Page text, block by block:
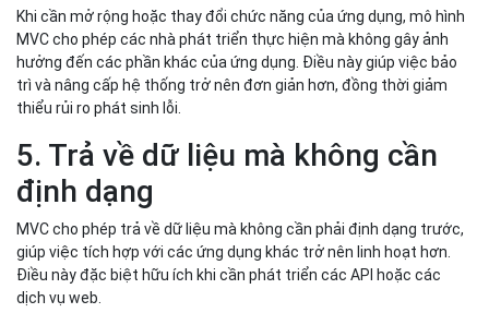
Khi cần mở rộng hoặc thay đổi chức năng của ứng dụng, mô hình
MVC cho phép các nhà phát triển thực hiện mà không gây ảnh
hưởng đến các phần khác của ứng dụng. Điều này giúp việc bảo
trì và nâng cấp hệ thống trở nên đơn giản hơn, đồng thời giảm
thiểu rủi ro phát sinh lỗi.
5. Trả về dữ liệu mà không cần
định dạng
MVC cho phép trả về dữ liệu mà không cần phải định dạng trước,
giúp việc tích hợp với các ứng dụng khác trở nên linh hoạt hơn.
Điều này đặc biệt hữu ích khi cần phát triển các API hoặc các
dịch vụ web.